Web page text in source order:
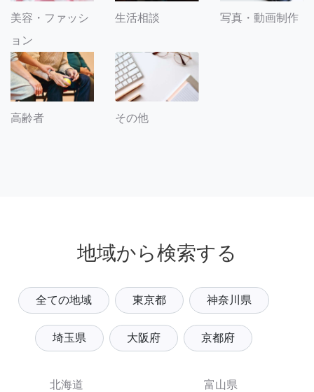
美容・ファッシ
ョン
生活相談 写真・動画制作
高齢者 その他
地域から検索する
全ての地域 東京都 神奈川県
埼玉県 大阪府 京都府
北海道
富山県